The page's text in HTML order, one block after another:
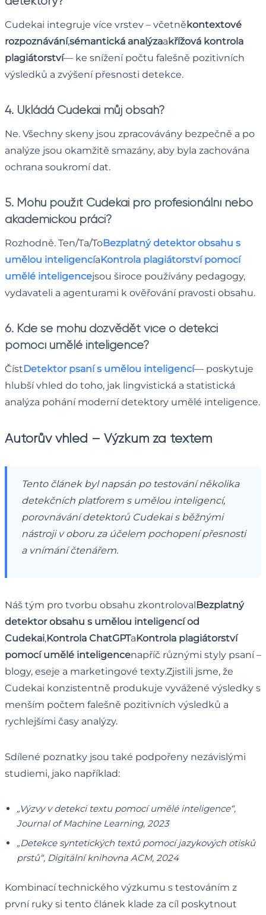
Cudekai integruje více vrstev – včetněkontextové
rozpoznávání,sémantická analýzaakřížová kontrola
plagiátorství— ke snížení počtu falešně pozitivních
výsledků a zvýšení přesnosti detekce.
4. Ukládá Cudekai můj obsah?
Ne. Všechny skeny jsou zpracovávány bezpečně a po
analýze jsou okamžitě smazány, aby byla zachována
ochrana soukromí dat.
5. Mohu použít Cudekai pro profesionální nebo
akademickou práci?
Rozhodně. Ten/Ta/ToBezplatný detektor obsahu s
umělou inteligencíaKontrola plagiátorství pomocí
umělé inteligencejsou široce používány pedagogy,
vydavateli a agenturami k ověřování pravosti obsahu.
6. Kde se mohu dozvědět více o detekci
pomocí umělé inteligence?
ČístDetektor psaní s umělou inteligencí— poskytuje
hlubší vhled do toho, jak lingvistická a statistická
analýza pohání moderní detektory umělé inteligence.
Autorův vhled – Výzkum za textem
Tento článek byl napsán po testování několika
detekčních platforem s umělou inteligencí,
porovnávání detektorů Cudekai s běžnými
nástroji v oboru za účelem pochopení přesnosti
a vnímání čtenářem.
Náš tým pro tvorbu obsahu zkontrolovalBezplatný
detektor obsahu s umělou inteligencí od
Cudekai,Kontrola ChatGPTaKontrola plagiátorství
pomocí umělé inteligencenapříč různými styly psaní –
blogy, eseje a marketingové texty.Zjistili jsme, že
Cudekai konzistentně produkuje vyvážené výsledky s
menším počtem falešně pozitivních výsledků a
rychlejšími časy analýzy.
Sdílené poznatky jsou také podpořeny nezávislými
studiemi, jako například:
„Výzvy v detekci textu pomocí umělé inteligence“,
Journal of Machine Learning, 2023
„Detekce syntetických textů pomocí jazykových otisků
prstů“, Digitální knihovna ACM, 2024
Kombinací technického výzkumu s testováním z
první ruky si tento článek klade za cíl poskytnout